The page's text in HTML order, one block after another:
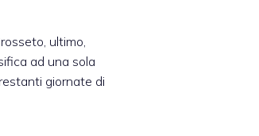
ultimo,
ad una sola
giornate di